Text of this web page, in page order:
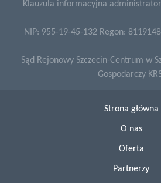
Klauzula informacyjna
NIP: 955-19-45-132 Regon:
Sąd Rejonowy Szczecin-Centrum w
Gospodarczy
Strona główna
O nas
Oferta
Partnerzy